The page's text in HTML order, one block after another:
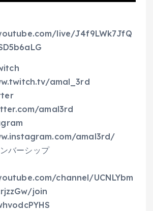
live/J4f9LWk7JfQ
amal_3rd
amal3rd
amal3rd/
バーシップ
channel/UCNLYbm
join